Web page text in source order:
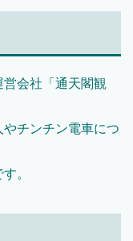
営会社「通天閣観
チンチン電車につ
。